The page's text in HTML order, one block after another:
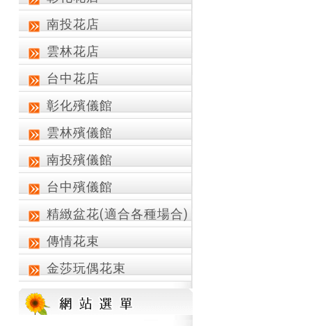
南投花店
雲林花店
台中花店
彰化殯儀館
雲林殯儀館
南投殯儀館
台中殯儀館
精緻盆花(適合各種場合)
傳情花束
金莎玩偶花束